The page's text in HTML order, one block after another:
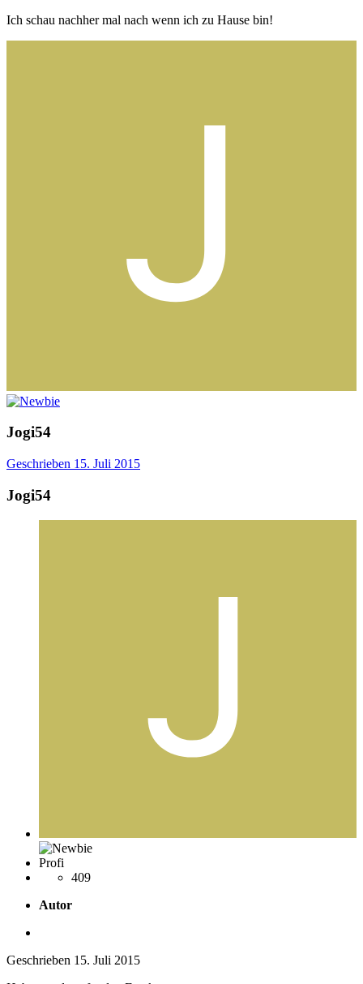
Ich schau nachher mal nach wenn ich zu Hause bin!
Jogi54
Geschrieben 15. Juli 2015
Jogi54
Profi
409
Autor
Geschrieben 15. Juli 2015